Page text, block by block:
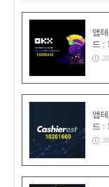
앱
드 :
앱
드 :